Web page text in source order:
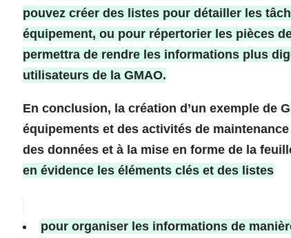
pouvez créer des listes pour détailler les
équipement, ou pour répertorier les pièces
permettra de rendre les informations plus
utilisateurs de la GMAO.
En conclusion, la création d’un exemple de
équipements et des activités de
des données et à la mise en forme de la
en évidence les éléments clés et des listes
pour organiser les informations de